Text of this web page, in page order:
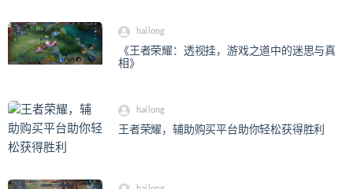
hailong
《王者荣耀：透视挂，游戏之道中的迷思与真
相》
hailong
王者荣耀，辅助购买平台助你轻松获得胜利